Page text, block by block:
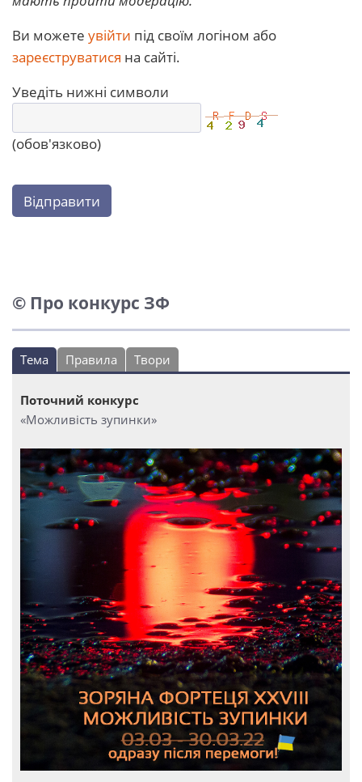
Ви можете увійти під своїм логіном або
зареєструватися на сайті.
Уведіть нижні символи
(обов'язково)
Відправити
© Про конкурс ЗФ
Тема Правила Твори
Поточний конкурс
«Можливість зупинки»